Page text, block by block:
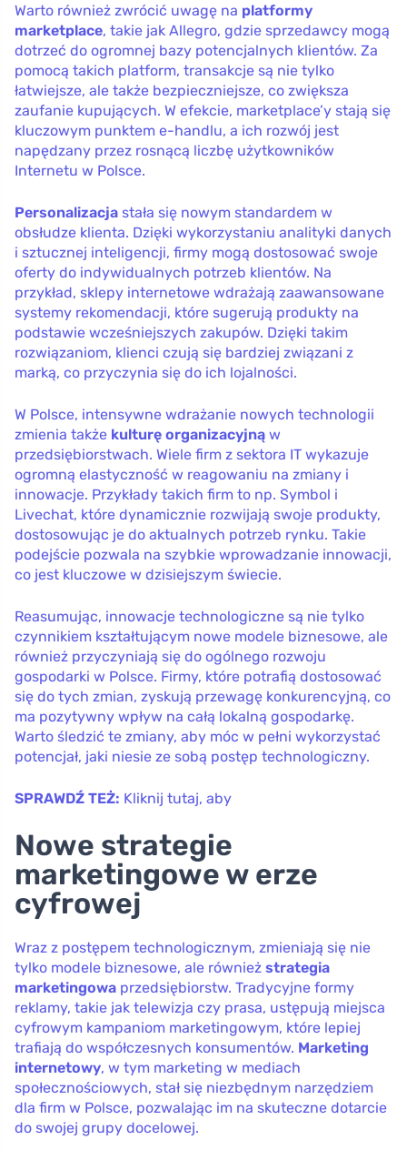
Warto również zwrócić uwagę na platformy
marketplace, takie jak Allegro, gdzie sprzedawcy mogą
dotrzeć do ogromnej bazy potencjalnych klientów. Za
pomocą takich platform, transakcje są nie tylko
łatwiejsze, ale także bezpieczniejsze, co zwiększa
zaufanie kupujących. W efekcie, marketplace’y stają się
kluczowym punktem e-handlu, a ich rozwój jest
napędzany przez rosnącą liczbę użytkowników
Internetu w Polsce.
Personalizacja stała się nowym standardem w
obsłudze klienta. Dzięki wykorzystaniu analityki danych
i sztucznej inteligencji, firmy mogą dostosować swoje
oferty do indywidualnych potrzeb klientów. Na
przykład, sklepy internetowe wdrażają zaawansowane
systemy rekomendacji, które sugerują produkty na
podstawie wcześniejszych zakupów. Dzięki takim
rozwiązaniom, klienci czują się bardziej związani z
marką, co przyczynia się do ich lojalności.
W Polsce, intensywne wdrażanie nowych technologii
zmienia także kulturę organizacyjną w
przedsiębiorstwach. Wiele firm z sektora IT wykazuje
ogromną elastyczność w reagowaniu na zmiany i
innowacje. Przykłady takich firm to np. Symbol i
Livechat, które dynamicznie rozwijają swoje produkty,
dostosowując je do aktualnych potrzeb rynku. Takie
podejście pozwala na szybkie wprowadzanie innowacji,
co jest kluczowe w dzisiejszym świecie.
Reasumując, innowacje technologiczne są nie tylko
czynnikiem kształtującym nowe modele biznesowe, ale
również przyczyniają się do ogólnego rozwoju
gospodarki w Polsce. Firmy, które potrafią dostosować
się do tych zmian, zyskują przewagę konkurencyjną, co
ma pozytywny wpływ na całą lokalną gospodarkę.
Warto śledzić te zmiany, aby móc w pełni wykorzystać
potencjał, jaki niesie ze sobą postęp technologiczny.
SPRAWDŹ TEŻ: Kliknij tutaj, aby
Nowe strategie
marketingowe w erze
cyfrowej
Wraz z postępem technologicznym, zmieniają się nie
tylko modele biznesowe, ale również strategia
marketingowa przedsiębiorstw. Tradycyjne formy
reklamy, takie jak telewizja czy prasa, ustępują miejsca
cyfrowym kampaniom marketingowym, które lepiej
trafiają do współczesnych konsumentów. Marketing
internetowy, w tym marketing w mediach
społecznościowych, stał się niezbędnym narzędziem
dla firm w Polsce, pozwalając im na skuteczne dotarcie
do swojej grupy docelowej.